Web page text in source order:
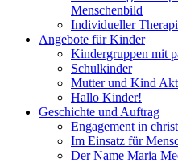
Menschenbild
Individueller
Angebote für Kinder
Kindergruppen mit
Schulkinder
Mutter und Kind
Hallo Kinder!
Geschichte und Auftrag
Engagement in
Im Einsatz für
Der Name Maria